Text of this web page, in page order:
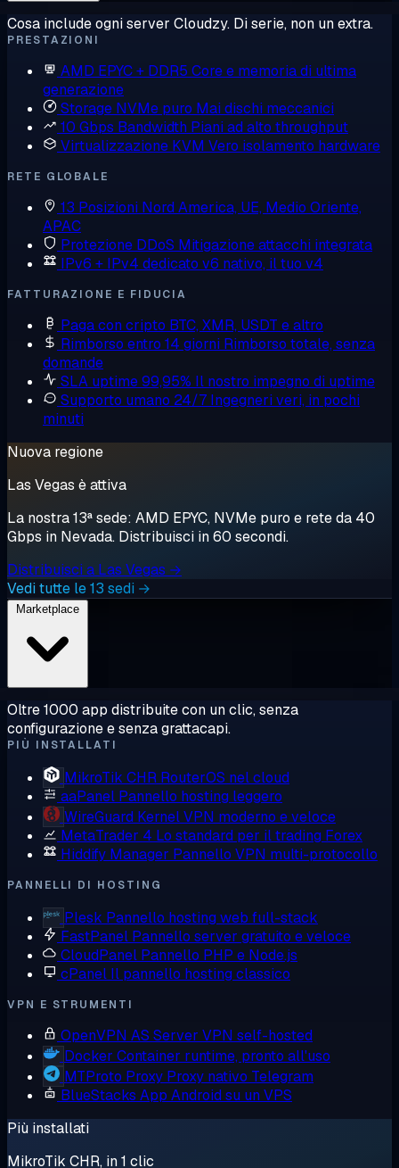
Cosa include ogni server Cloudzy. Di serie, non un extra.
PRESTAZIONI
AMD EPYC + DDR5 Core e memoria di ultima
generazione
Storage NVMe puro Mai dischi meccanici
10 Gbps Bandwidth Piani ad alto throughput
Virtualizzazione KVM Vero isolamento hardware
RETE GLOBALE
13 Posizioni Nord America, UE, Medio Oriente,
APAC
Protezione DDoS Mitigazione attacchi integrata
IPv6 + IPv4 dedicato v6 nativo, il tuo v4
FATTURAZIONE E FIDUCIA
Paga con cripto BTC, XMR, USDT e altro
Rimborso entro 14 giorni Rimborso totale, senza
domande
SLA uptime 99,95% Il nostro impegno di uptime
Supporto umano 24/7 Ingegneri veri, in pochi
minuti
Nuova regione
Las Vegas è attiva
La nostra 13ª sede: AMD EPYC, NVMe puro e rete da 40
Gbps in Nevada. Distribuisci in 60 secondi.
Distribuisci a Las Vegas →
Vedi tutte le 13 sedi →
Oltre 1000 app distribuite con un clic, senza
configurazione e senza grattacapi.
PIÙ INSTALLATI
MikroTik CHR RouterOS nel cloud
aaPanel Pannello hosting leggero
WireGuard Kernel VPN moderno e veloce
MetaTrader 4 Lo standard per il trading Forex
Hiddify Manager Pannello VPN multi-protocollo
PANNELLI DI HOSTING
Plesk Pannello hosting web full-stack
FastPanel Pannello server gratuito e veloce
CloudPanel Pannello PHP e Node.js
cPanel Il pannello hosting classico
VPN E STRUMENTI
OpenVPN AS Server VPN self-hosted
Docker Container runtime, pronto all'uso
MTProto Proxy Proxy nativo Telegram
BlueStacks App Android su un VPS
Più installati
MikroTik CHR, in 1 clic